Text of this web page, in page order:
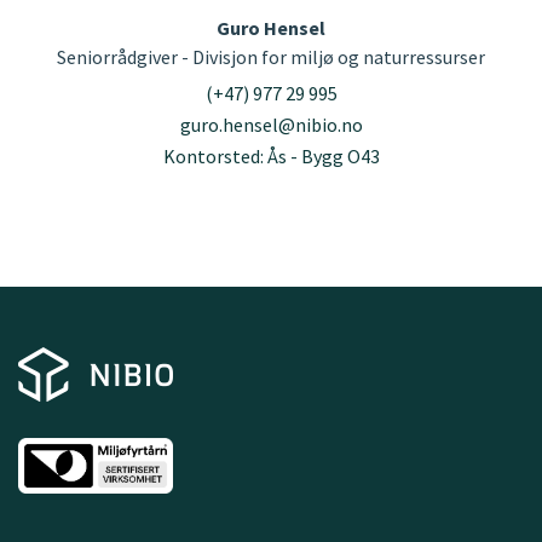
Guro Hensel
Seniorrådgiver - Divisjon for miljø og naturressurser
(+47) 977 29 995
guro.hensel@nibio.no
Kontorsted: Ås - Bygg O43